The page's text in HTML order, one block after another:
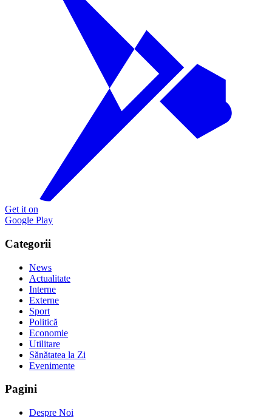
Get it on
Google Play
Categorii
News
Actualitate
Interne
Externe
Sport
Politică
Economie
Utilitare
Sănătatea la Zi
Evenimente
Pagini
Despre Noi